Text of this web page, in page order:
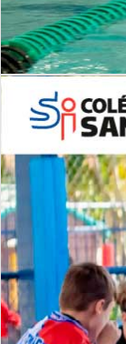
Período Integral |
NOSSO